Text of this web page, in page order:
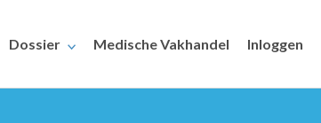
Dossier Medische Vakhandel Inloggen